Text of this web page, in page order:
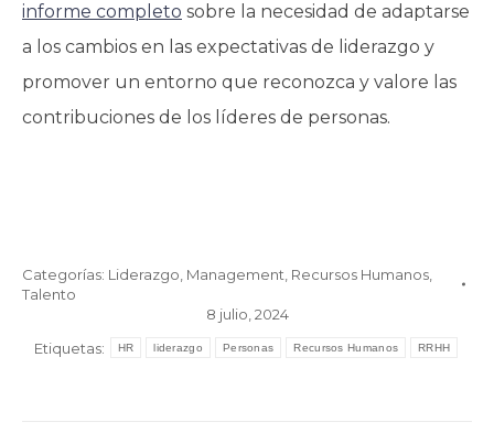
informe completo sobre la necesidad de adaptarse
a los cambios en las expectativas de liderazgo y
promover un entorno que reconozca y valore las
contribuciones de los líderes de personas.
Categorías: Liderazgo Management Recursos Humanos
Talento
8 julio, 2024
Etiquetas:
HR liderazgo Personas Recursos Humanos RRHH